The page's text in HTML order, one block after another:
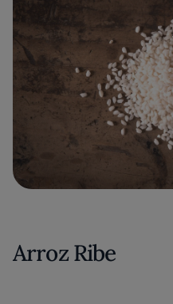
Arroz Ribe